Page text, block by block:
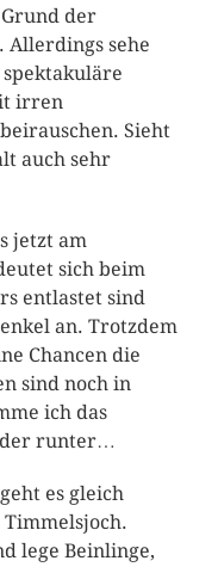
der
sehe
irren
Sieht
auch sehr
jetzt am
sich beim
entlastet sind
an. Trotzdem
Chancen die
sind noch in
ich das
runter…
es gleich
lege Beinlinge,